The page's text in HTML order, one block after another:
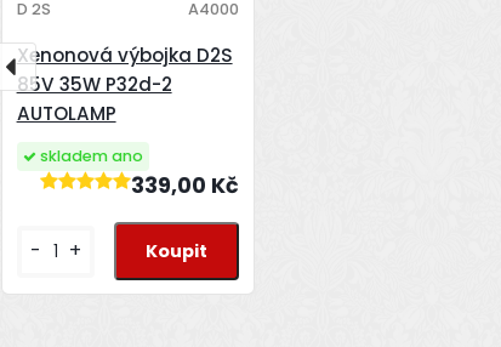
Xenonová výbojka D2S
85V 35W P32d-2
AUTOLAMP
D 2S A4000
339,00 Kč
- +
skladem ano